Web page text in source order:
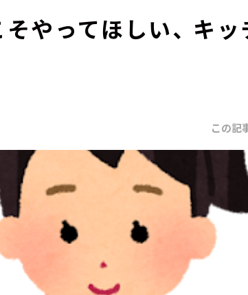
やってほしい、 キ
この記